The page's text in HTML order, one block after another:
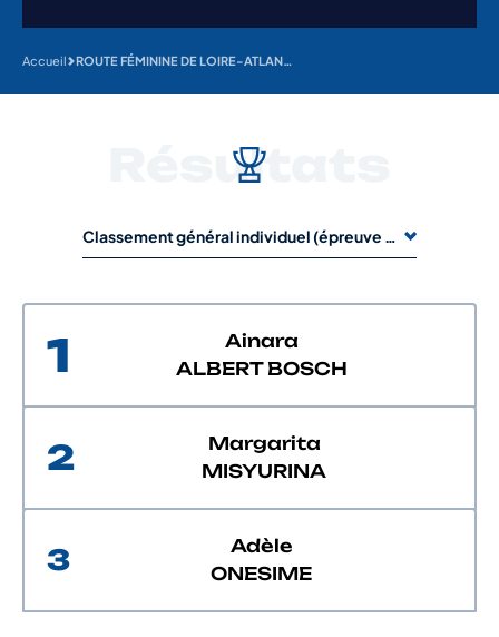
Accueil ROUTE FÉMININE DE LOIRE-ATLANTIQUE
Résultats
Classement général individuel (épreuve de 1 jour)
1
Ainara
ALBERT BOSCH
2
Margarita
MISYURINA
3
Adèle
ONESIME